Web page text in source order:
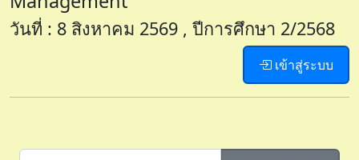
วันที่ : 8 สิงหาคม 2569 , ปีการศึกษา 2/2568
เข้าสู่ระบบ